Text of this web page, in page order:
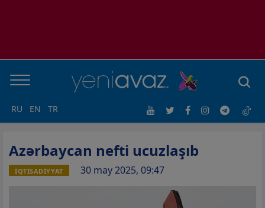
RU EN TR
Azərbaycan nefti ucuzlaşıb
İQTİSADİYYAT 30 may 2025, 09:47